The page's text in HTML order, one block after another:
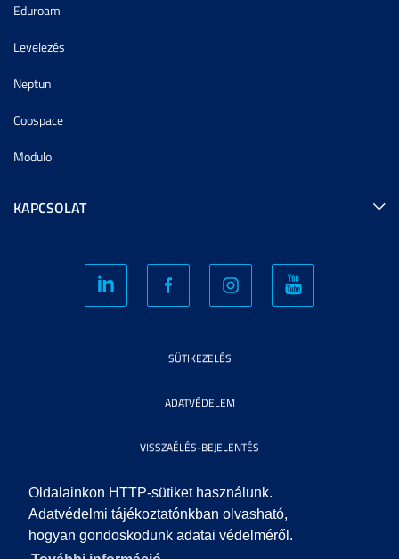
Oldalainkon HTTP-sütiket használunk.
Adatvédelmi tájékoztatónkban olvasható,
hogyan gondoskodunk adatai védelméről.
Eduroam
Levelezés
Neptun
Coospace
Modulo
KAPCSOLAT
SÜTIKEZELÉS
ADATVÉDELEM
VISSZAÉLÉS-BEJELENTÉS
KÖZÉRDEKŰ ADATOK
IMPRESSZUM